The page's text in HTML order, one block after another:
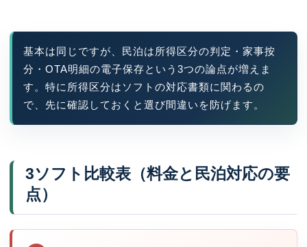
基本は同じですが、民泊は所得区分の判定・家事按
分・OTA明細の電子保存という3つの論点が増えま
す。特に所得区分はソフトの対応書類に関わるの
で、先に確認しておくと選び間違いを防げます。
3ソフト比較表（料金と民泊対応の要
点）